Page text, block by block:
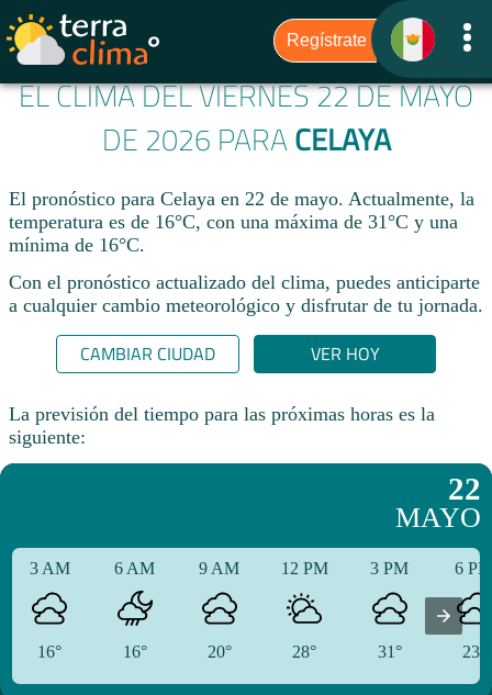
EL CLIMA DEL VIERNES 22 DE MAYO
DE 2026 PARA CELAYA
El pronóstico para Celaya en 22 de mayo. Actualmente, la
temperatura es de 16°C, con una máxima de 31°C y una
mínima de 16°C.
Con el pronóstico actualizado del clima, puedes anticiparte
a cualquier cambio meteorológico y disfrutar de tu jornada.​
CAMBIAR CIUDAD VER HOY
La previsión del tiempo para las próximas horas es la
siguiente:
22
MAYO
3 AM
16°
6 AM
16°
9 AM
20°
12 PM
28°
3 PM
31°
6
23°